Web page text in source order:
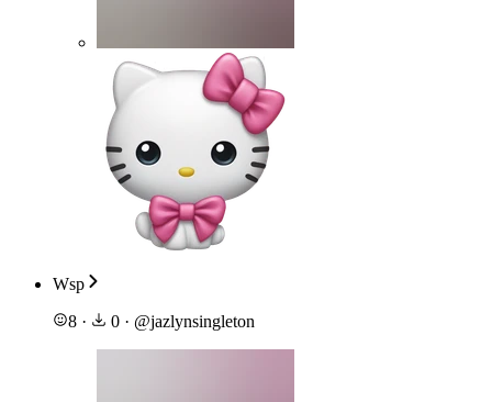
Wsp
8 · 0 · @jazlynsingleton